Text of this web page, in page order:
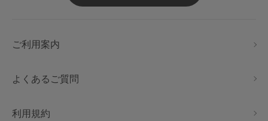
ご利用案内
よくあるご質問
利用規約